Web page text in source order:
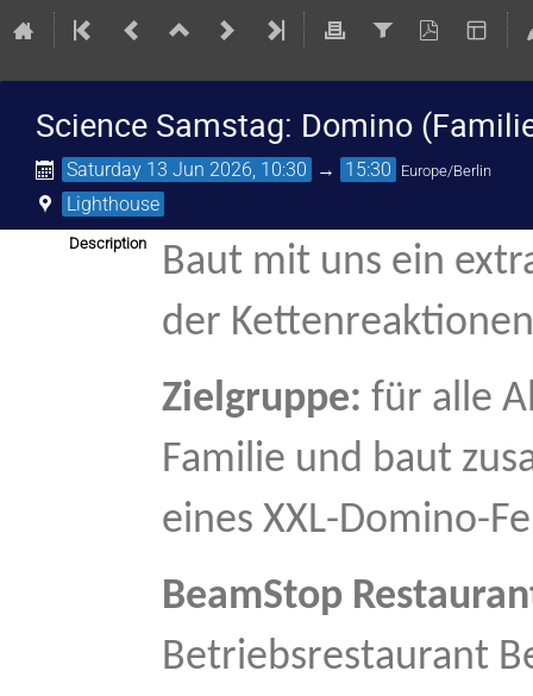
Science Samstag: Domino
Saturday 13 Jun 2026, 10:30 → 15:30 Europe/Berlin
Lighthouse
Description
Baut mit uns ein
der
Zielgruppe: für alle
Familie und baut
eines XXL-Domino-
BeamStop
Betriebsrestaurant